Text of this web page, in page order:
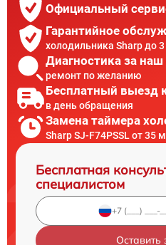
Официальный
Гарантийное
холодильника Sharp до 3
Диагностика за наш
ремонт по желанию
Бесплатный выезд
в день обращения
Замена таймера
Sharp SJ-F74PSSL от 35
Бесплатная
специалистом
Оставить